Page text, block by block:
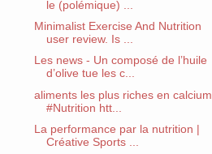
le (polémique) ...
Minimalist Exercise And Nutrition
user review. Is ...
Les news - Un composé de l’huile
d’olive tue les c...
aliments les plus riches en calcium
#Nutrition htt...
La performance par la nutrition |
Créative Sports ...